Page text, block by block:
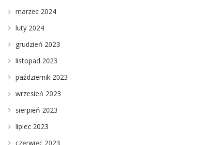
marzec 2024
luty 2024
grudzień 2023
listopad 2023
październik 2023
wrzesień 2023
sierpień 2023
lipiec 2023
czerwiec 2023